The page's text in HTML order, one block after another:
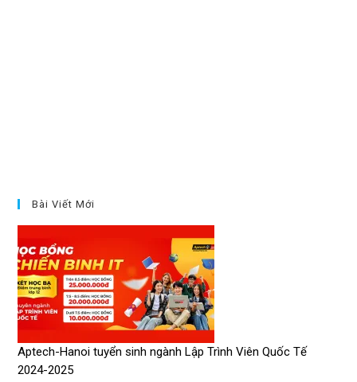
Bài Viết Mới
Aptech-Hanoi tuyển sinh ngành Lập Trình Viên Quốc Tế
2024-2025